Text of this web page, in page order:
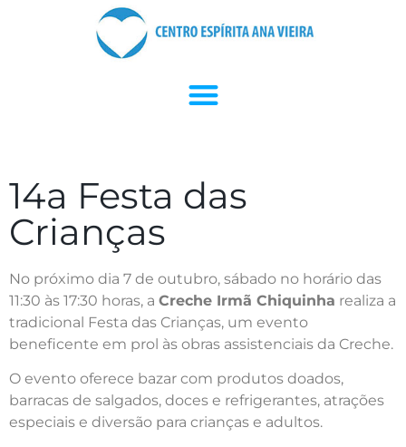
14a Festa das
Crianças
No próximo dia 7 de outubro, sábado no horário das
11:30 às 17:30 horas, a Creche Irmã Chiquinha realiza a
tradicional Festa das Crianças, um evento
beneficente em prol às obras assistenciais da Creche.
O evento oferece bazar com produtos doados,
barracas de salgados, doces e refrigerantes, atrações
especiais e diversão para crianças e adultos.